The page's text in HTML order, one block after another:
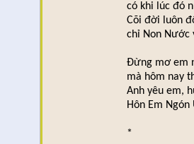
có khi lúc đó
Cõi đời luôn
chỉ Non Nước
Đừng mơ em
mà hôm nay
Anh yêu em,
Hôn Em
*